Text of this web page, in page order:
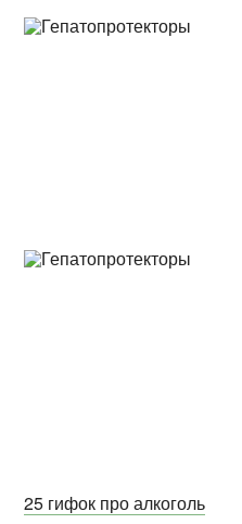
25 гифок про алкоголь